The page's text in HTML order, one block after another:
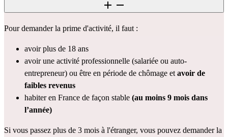
Pour demander la prime d'activité, il faut :
avoir plus de 18 ans
avoir une activité professionnelle (salariée ou auto-
entrepreneur) ou être en période de chômage et avoir de
faibles revenus
habiter en France de façon stable (au moins 9 mois dans
l’année)
Si vous passez plus de 3 mois à l'étranger, vous pouvez demander la